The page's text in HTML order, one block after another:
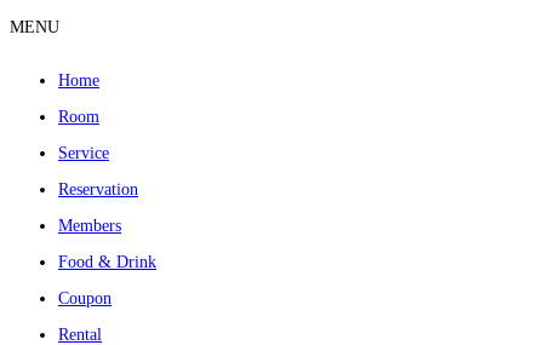
MENU
Home
Room
Service
Reservation
Members
Food & Drink
Coupon
Rental